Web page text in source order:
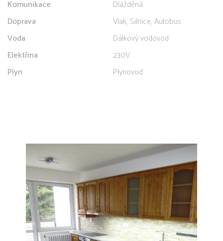
Komunikace
Dlážděná
Doprava
Vlak, Silnice, Autobus
Voda
Dálkový vodovod
Elektřina
230V
Plyn
Plynovod